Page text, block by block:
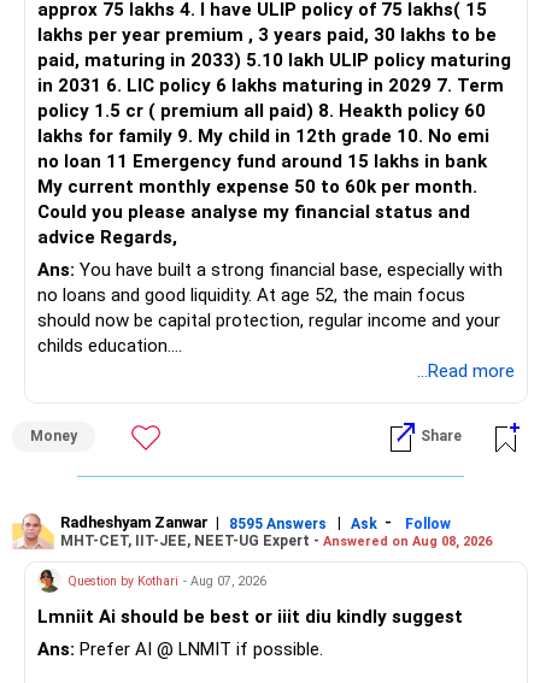
approx 75 lakhs 4. I have ULIP policy of 75 lakhs( 15
lakhs per year premium , 3 years paid, 30 lakhs to be
paid, maturing in 2033) 5.10 lakh ULIP policy maturing
in 2031 6. LIC policy 6 lakhs maturing in 2029 7. Term
policy 1.5 cr ( premium all paid) 8. Heakth policy 60
lakhs for family 9. My child in 12th grade 10. No emi
no loan 11 Emergency fund around 15 lakhs in bank
My current monthly expense 50 to 60k per month.
Could you please analyse my financial status and
advice Regards,
Ans: You have built a strong financial base, especially with
no loans and good liquidity. At age 52, the main focus
should now be capital protection, regular income and your
childs education.
– Your Rs.1 crore FD provides a strong safety base.
– You have around Rs.15 lakh separately for emergencies.
– The plot is another existing asset, but need not be
increased.
– Your term insurance is already fully paid.
– Family health insurance provides important protection.
– Most importantly, you have no EMI or outstanding loan.
...Read more
Money Share
Radheshyam Zanwar | 8595 Answers | Ask -
Follow
MHT-CET, IIT-JEE, NEET-UG Expert - Answered on Aug 08, 2026
Question by Kothari - Aug 07, 2026
Lmniit Ai should be best or iiit diu kindly suggest
Ans: Prefer AI @ LNMIT if possible.